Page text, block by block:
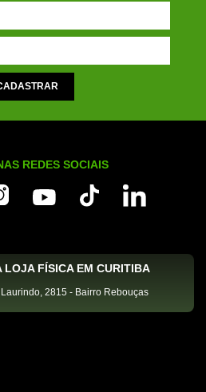
REDES SOCIAIS
LOJA FÍSICA EM CURITIBA
2815 - Bairro Rebouças